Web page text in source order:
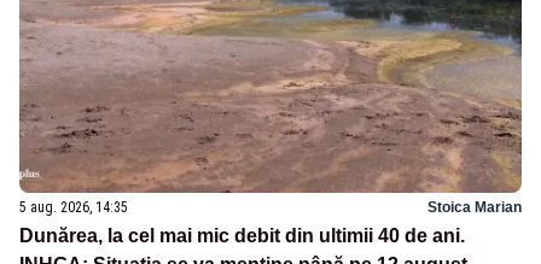
5 aug. 2026, 14:35 Stoica Marian
Dunărea, la cel mai mic debit din ultimii 40 de ani.